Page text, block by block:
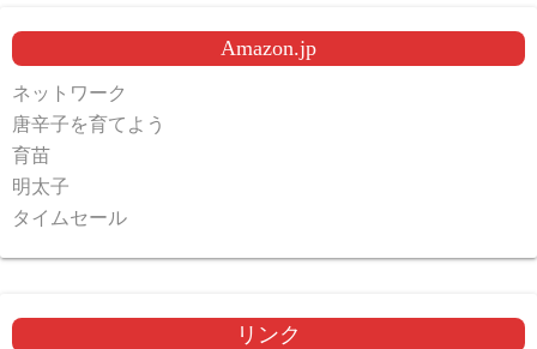
Amazon.jp
ネットワーク
唐辛子を育てよう
育苗
明太子
タイムセール
リンク